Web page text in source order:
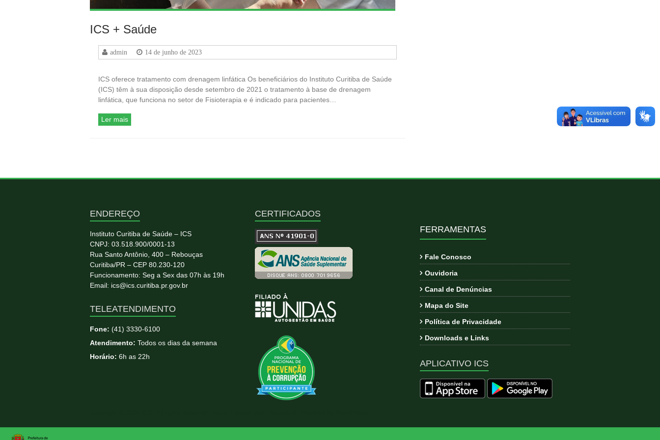
ICS + Saúde
admin 14 de junho de 2023
ICS oferece tratamento com drenagem linfática Os beneficiários do Instituto Curitiba de Saúde
(ICS) têm à sua disposição desde setembro de 2021 o tratamento à base de drenagem
linfática, que funciona no setor de Fisioterapia e é indicado para pacientes…
Ler mais
ENDEREÇO
Instituto Curitiba de Saúde – ICS
CNPJ: 03.518.900/0001-13
Rua Santo Antônio, 400 – Rebouças
Curitiba/PR – CEP 80.230-120
Funcionamento: Seg a Sex das 07h às 19h
Email: ics@ics.curitiba.pr.gov.br
TELEATENDIMENTO
Fone: (41) 3330-6100
Atendimento: Todos os dias da semana
Horário: 6h as 22h
CERTIFICADOS
FERRAMENTAS
Fale Conosco
Ouvidoria
Canal de Denúncias
Mapa do Site
Política de Privacidade
Downloads e Links
APLICATIVO ICS